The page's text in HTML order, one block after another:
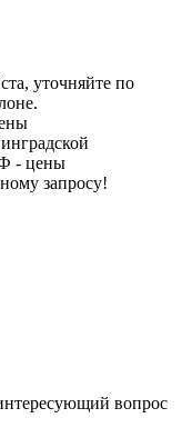
уточняйте по
- цены
запросу!
вопрос